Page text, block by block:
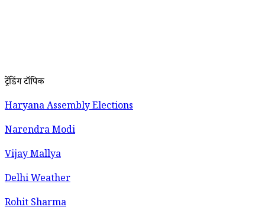
ट्रेंडिंग टॉपिक
Haryana Assembly Elections
Narendra Modi
Vijay Mallya
Delhi Weather
Rohit Sharma